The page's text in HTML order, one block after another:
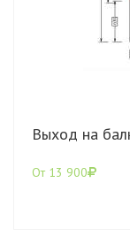
Выход на
От 13 900